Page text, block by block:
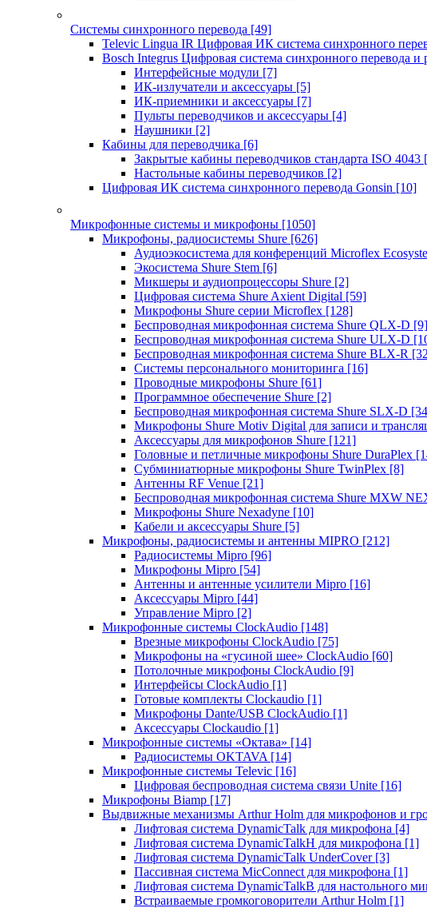
Системы синхронного перевода [49]
Televic Lingua IR Цифровая ИК система синхронного
Bosch Integrus Цифровая система синхронного перевода и
Интерфейсные модули [7]
ИК-излучатели и аксессуары [5]
ИК-приемники и аксессуары [7]
Пульты переводчиков и аксессуары [4]
Наушники [2]
Кабины для переводчика [6]
Закрытые кабины переводчиков стандарта ISO 4043
Настольные кабины переводчиков [2]
Цифровая ИК система синхронного перевода Gonsin [10]
Микрофонные системы и микрофоны [1050]
Микрофоны, радиосистемы Shure [626]
Аудиоэкосистема для конференций Microflex
Экосистема Shure Stem [6]
Микшеры и аудиопроцессоры Shure [2]
Цифровая система Shure Axient Digital [59]
Микрофоны Shure серии Microflex [128]
Беспроводная микрофонная система Shure QLX-D [9]
Беспроводная микрофонная система Shure ULX-D
Беспроводная микрофонная система Shure BLX-R
Системы персонального мониторинга [16]
Проводные микрофоны Shure [61]
Программное обеспечение Shure [2]
Беспроводная микрофонная система Shure SLX-D
Микрофоны Shure Motiv Digital для записи и
Аксессуары для микрофонов Shure [121]
Головные и петличные микрофоны Shure DuraPlex
Субминиатюрные микрофоны Shure TwinPlex [8]
Антенны RF Venue [21]
Беспроводная микрофонная система Shure MXW
Микрофоны Shure Nexadyne [10]
Кабели и аксессуары Shure [5]
Микрофоны, радиосистемы и антенны MIPRO [212]
Радиосистемы Mipro [96]
Микрофоны Mipro [54]
Антенны и антенные усилители Mipro [16]
Аксессуары Mipro [44]
Управление Mipro [2]
Микрофонные системы ClockAudio [148]
Врезные микрофоны ClockAudio [75]
Микрофоны на «гусиной шее» ClockAudio [60]
Потолочные микрофоны ClockAudio [9]
Интерфейсы ClockAudio [1]
Готовые комплекты Clockaudio [1]
Микрофоны Dante/USB ClockAudio [1]
Аксессуары Clockaudio [1]
Микрофонные системы «Октава» [14]
Радиосистемы OKTAVA [14]
Микрофонные системы Televic [16]
Цифровая беспроводная система связи Unite [16]
Микрофоны Biamp [17]
Выдвижные механизмы Arthur Holm для микрофонов и
Лифтовая система DynamicTalk для микрофона [4]
Лифтовая система DynamicTalkH для микрофона [1]
Лифтовая система DynamicTalk UnderCover [3]
Пассивная система MicConnect для микрофона [1]
Лифтовая система DynamicTalkB для настольного
Встраиваемые громкоговорители Arthur Holm [1]